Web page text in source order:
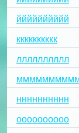
йййййййййй
кккккккккк
лллллллллл
нннннннннн
оооооооооо